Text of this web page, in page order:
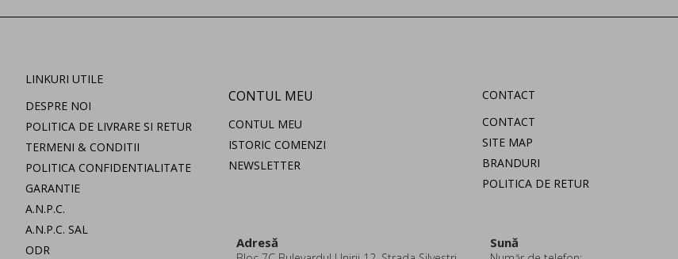
LINKURI UTILE
DESPRE NOI
POLITICA DE LIVRARE SI RETUR
TERMENI & CONDITII
POLITICA CONFIDENTIALITATE
GARANTIE
A.N.P.C.
A.N.P.C. SAL
ODR
CONTUL MEU
CONTUL MEU
ISTORIC COMENZI
NEWSLETTER
CONTACT
CONTACT
SITE MAP
BRANDURI
POLITICA DE RETUR
Adresă Sună